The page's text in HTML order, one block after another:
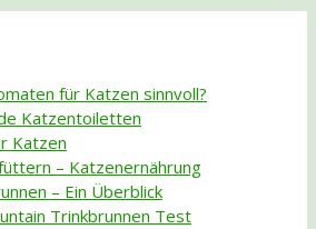
für Katzen sinnvoll?
Katzentoiletten
Katzen
– Katzenernährung
– Ein Überblick
Trinkbrunnen Test